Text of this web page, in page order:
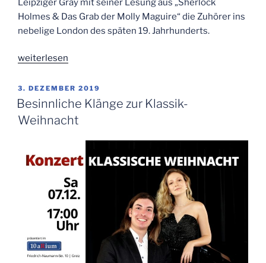
Leipziger Gray mit seiner Lesung aus „Sherlock
Holmes & Das Grab der Molly Maguire“ die Zuhörer ins
nebelige London des späten 19. Jahrhunderts.
„Killer,
und
Stockdegen“
weiterlesen
VERÖFFENTLICHT
AM
3. DEZEMBER 2019
Besinnliche Klänge zur Klassik-
Weihnacht